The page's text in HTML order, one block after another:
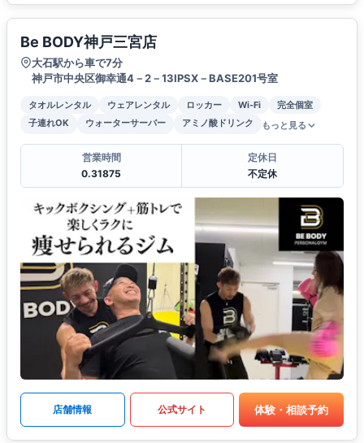
Be BODY神戸三宮店
大石駅から車で7分
神戸市中央区御幸通4－2－13IPSX－BASE201号室
タオルレンタル ウェアレンタル ロッカー Wi-Fi
完全個室
子連れOK
ウォーターサーバー アミノ酸ドリンク もっと見る
営業時間
0.31875
定休日
不定休
店舗情報 公式サイト 体験・相談予約